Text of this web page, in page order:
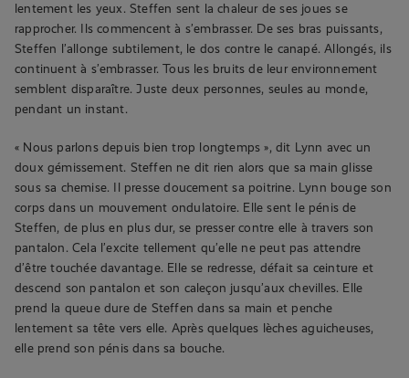
lentement les yeux. Steffen sent la chaleur de ses joues se
rapprocher. Ils commencent à s’embrasser. De ses bras puissants,
Steffen l’allonge subtilement, le dos contre le canapé. Allongés, ils
continuent à s’embrasser. Tous les bruits de leur environnement
semblent disparaître. Juste deux personnes, seules au monde,
pendant un instant.
« Nous parlons depuis bien trop longtemps », dit Lynn avec un
doux gémissement. Steffen ne dit rien alors que sa main glisse
sous sa chemise. Il presse doucement sa poitrine. Lynn bouge son
corps dans un mouvement ondulatoire. Elle sent le pénis de
Steffen, de plus en plus dur, se presser contre elle à travers son
pantalon. Cela l’excite tellement qu’elle ne peut pas attendre
d’être touchée davantage. Elle se redresse, défait sa ceinture et
descend son pantalon et son caleçon jusqu’aux chevilles. Elle
prend la queue dure de Steffen dans sa main et penche
lentement sa tête vers elle. Après quelques lèches aguicheuses,
elle prend son pénis dans sa bouche.